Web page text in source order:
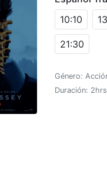
10:10
21:30
Género:
Duración: